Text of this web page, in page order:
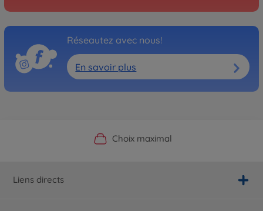
Réseautez avec nous!
En savoir plus
Boutique officielle du fabricant
Choix maximal
Service personnalisé
Livraison rapide
Liens directs